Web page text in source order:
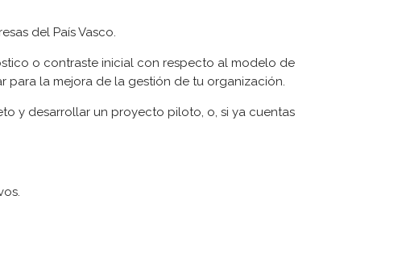
del País Vasco.
o contraste inicial con respecto al modelo de
la mejora de la gestión de tu organización.
y desarrollar un proyecto piloto, o, si ya cuentas
Nueva versión de la ISO 14001:2026
TISAX(R)